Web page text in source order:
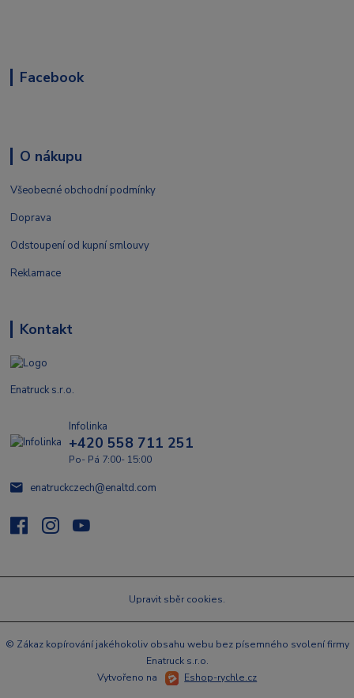
Facebook
O nákupu
Všeobecné obchodní podmínky
Doprava
Odstoupení od kupní smlouvy
Reklamace
Kontakt
Enatruck s.r.o.
Infolinka
+420 558 711 251
Po- Pá 7:00- 15:00
enatruckczech@enaltd.com
Upravit sběr cookies.
© Zákaz kopírování jakéhokoliv obsahu webu bez písemného svolení firmy
Enatruck s.r.o.
Vytvořeno na
Eshop-rychle.cz